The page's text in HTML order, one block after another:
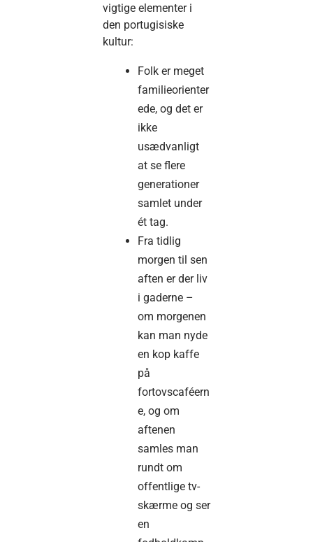
vigtige elementer i
den portugisiske
kultur:
Folk er meget
familieorienter
ede, og det er
ikke
usædvanligt
at se flere
generationer
samlet under
ét tag.
Fra tidlig
morgen til sen
aften er der liv
i gaderne –
om morgenen
kan man nyde
en kop kaffe
på
fortovscaféern
e, og om
aftenen
samles man
rundt om
offentlige tv-
skærme og ser
en